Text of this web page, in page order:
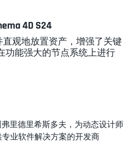
4D S24
观地放置资产，增强了关键
功能强大的节点系统上进行
里德里希斯多夫，为动态设计师
业软件解决方案的开发商